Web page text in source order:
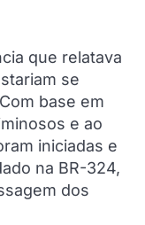
que relatava
se
base em
e ao
iniciadas e
na BR-324,
dos